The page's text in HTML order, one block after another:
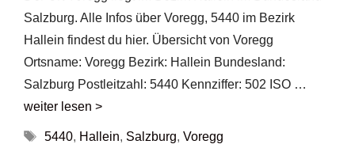
Salzburg. Alle Infos über Voregg, 5440 im Bezirk
Hallein findest du hier. Übersicht von Voregg
Ortsname: Voregg Bezirk: Hallein Bundesland:
Salzburg Postleitzahl: 5440 Kennziffer: 502 ISO …
weiter lesen >
Schlagwörter
5440, Hallein, Salzburg, Voregg